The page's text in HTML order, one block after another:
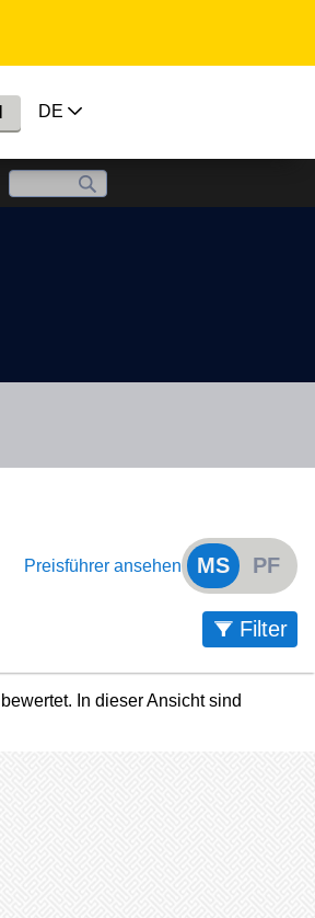
DE
Preisführer ansehen PF
MS
Filter
In dieser Ansicht sind